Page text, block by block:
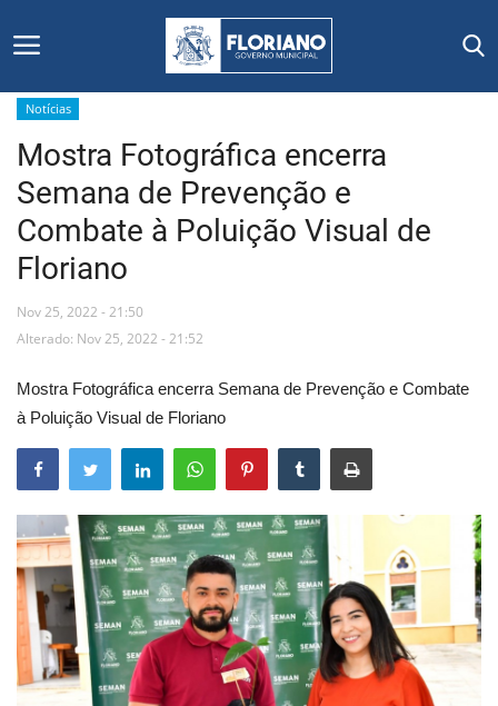
Início
Editais
Floriano
Secretarias e Órgãos
Mural de Licitações
Notícias
Vídeos
Webmail
Contato
Notícias
Mostra Fotográfica encerra
Semana de Prevenção e
Combate à Poluição Visual de
Floriano
Nov 25, 2022 - 21:50
Alterado: Nov 25, 2022 - 21:52
Mostra Fotográfica encerra Semana de Prevenção e Combate
à Poluição Visual de Floriano